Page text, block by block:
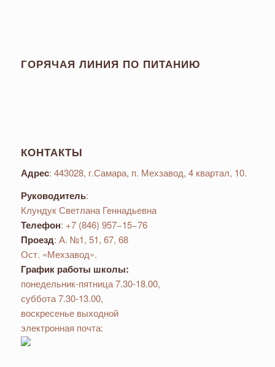
ГОРЯЧАЯ ЛИНИЯ ПО ПИТАНИЮ
КОНТАКТЫ
Адрес: 443028, г.Самара, п. Мехзавод, 4 квартал, 10.
Руководитель:
Клундук Светлана Геннадьевна
Телефон: +7 (846) 957−15−76
Проезд: А. №1, 51, 67, 68
Ост. «Мехзавод».
График работы школы:
понедельник-пятница 7.30-18.00,
суббота 7.30-13.00,
воскресенье выходной
электронная почта: